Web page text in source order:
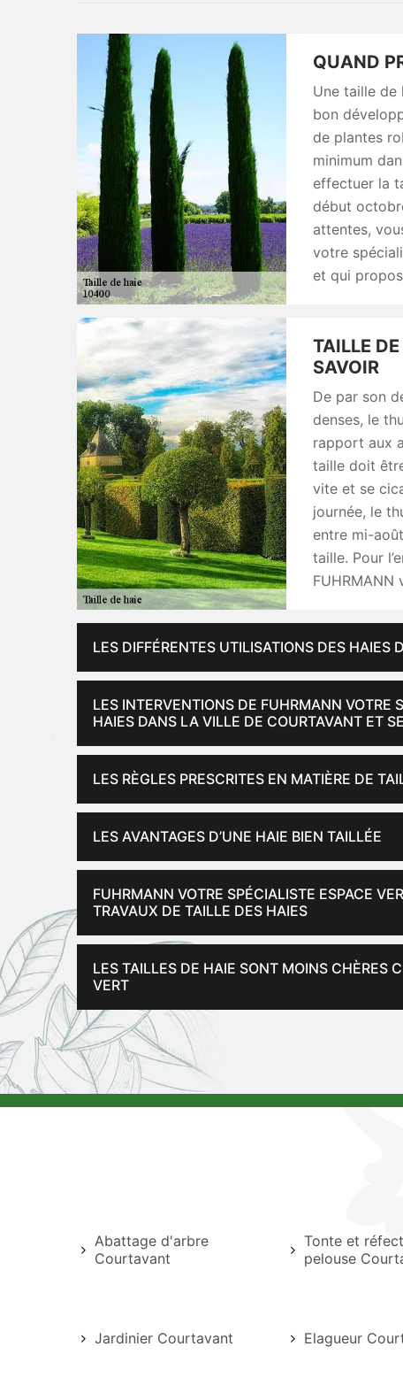
QUAND
Une taille de
bon
de plantes
minimum
effectuer la
début
attentes,
votre
et qui
TAILLE
SAVOIR
De par son
denses, le
rapport aux
taille doit
vite et se
journée, le
entre mi-
taille. Pour
LES DIFFÉRENTES UTILISATIONS DES HAIES
LES INTERVENTIONS DE FUHRMANN VOTRE
HAIES DANS LA VILLE DE COURTAVANT ET
LES RÈGLES PRESCRITES EN MATIÈRE DE
LES AVANTAGES D’UNE HAIE BIEN TAILLÉE
FUHRMANN VOTRE SPÉCIALISTE ESPACE
TRAVAUX DE TAILLE DES HAIES
LES TAILLES DE HAIE SONT MOINS CHÈRES
VERT
Abattage d'arbre
Courtavant
Tonte et
pelouse
Jardinier Courtavant Elagueur